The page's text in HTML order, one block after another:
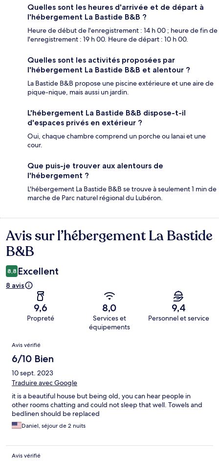
Quelles sont les heures d'arrivée et de départ à
l'hébergement La Bastide B&B ?
Heure de début de l'enregistrement : 14 h 00 ; heure de fin de
l'enregistrement : 19 h 00. Heure de départ : 10 h 00.
Quelles sont les activités proposées par
l'hébergement La Bastide B&B et alentour ?
La Bastide B&B propose une piscine extérieure et une aire de
pique-nique, mais aussi un jardin.
L'hébergement La Bastide B&B dispose-t-il
d'espaces privés en extérieur ?
Oui, chaque chambre comprend un porche ou lanai et une
cour.
Que puis-je trouver aux alentours de
l'hébergement ?
L'hébergement La Bastide B&B se trouve à seulement 1 min de
marche de Parc naturel régional du Lubéron.
Avis
Avis sur l’hébergement La Bastide
B&B
8,8 Excellent
8 avis
9,6
Propreté
8,0
Services et
équipements
9,4
Personnel et service
Avis
Avis vérifié
6/10 Bien
10 sept. 2023
Traduire avec Google
it is a beautiful house but being old, you can hear people in
other rooms chatting and could not sleep that well. Towels and
bedlinen should be replaced
Daniel, séjour de 2 nuits
Avis vérifié